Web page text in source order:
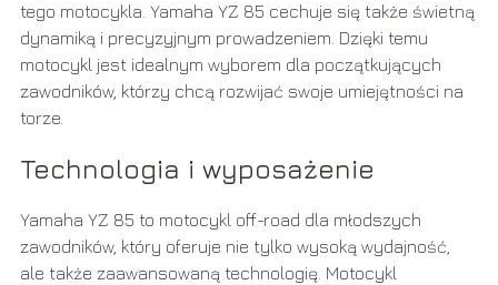
tego motocykla. Yamaha YZ 85 cechuje się także świetną
dynamiką i precyzyjnym prowadzeniem. Dzięki temu
motocykl jest idealnym wyborem dla początkujących
zawodników, którzy chcą rozwijać swoje umiejętności na
torze.
Technologia i wyposażenie
Yamaha YZ 85 to motocykl off-road dla młodszych
zawodników, który oferuje nie tylko wysoką wydajność,
ale także zaawansowaną technologię. Motocykl